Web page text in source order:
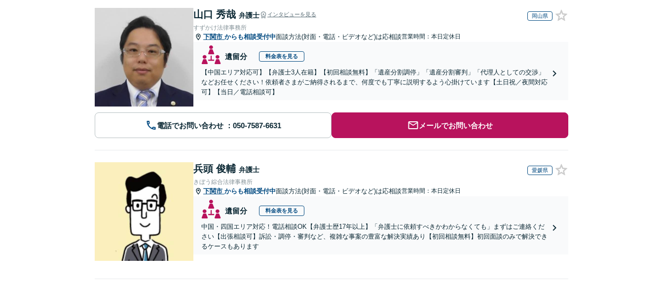
山口 秀哉 弁護士 インタビューを見る 岡山県
すずかけ法律事務所
下関市 からも相談受付中面談方法(対面・電話・ビデオなど)は応相談営業時間：本日定休日
遺留分 料金表を見る
【中国エリア対応可】【弁護士3人在籍】【初回相談無料】「遺産分割調停」「遺産分割審判」「代理人としての交渉」
などお任せください！依頼者さまがご納得されるまで、何度でも丁寧に説明するよう心掛けています【土日祝／夜間対応
可】【当日／電話相談可】
電話でお問い合わせ メールでお問い合わせ
兵頭 俊輔 弁護士 愛媛県
きぼう綜合法律事務所
下関市 からも相談受付中面談方法(対面・電話・ビデオなど)は応相談営業時間：本日定休日
遺留分 料金表を見る
中国・四国エリア対応！電話相談OK【弁護士歴17年以上】「弁護士に依頼すべきかわからなくても」まずはご連絡くだ
さい【出張相談可】訴訟・調停・審判など、複雑な事案の豊富な解決実績あり【初回相談無料】初回面談のみで解決でき
るケースもあります